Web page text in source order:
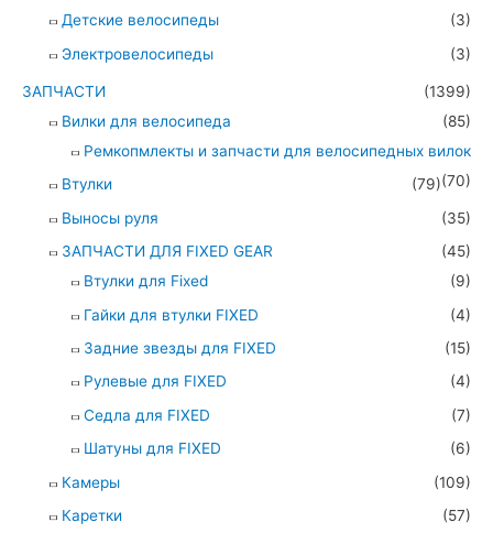
Детские велосипеды
(3)
Электровелосипеды
(3)
ЗАПЧАСТИ
(1399)
Вилки для велосипеда
(85)
Ремкопмлекты и запчасти для велосипедных вилок
(70)
Втулки
(79)
Выносы руля
(35)
ЗАПЧАСТИ ДЛЯ FIXED GEAR
(45)
Втулки для Fixed
(9)
Гайки для втулки FIXED
(4)
Задние звезды для FIXED
(15)
Рулевые для FIXED
(4)
Седла для FIXED
(7)
Шатуны для FIXED
(6)
Камеры
(109)
Каретки
(57)